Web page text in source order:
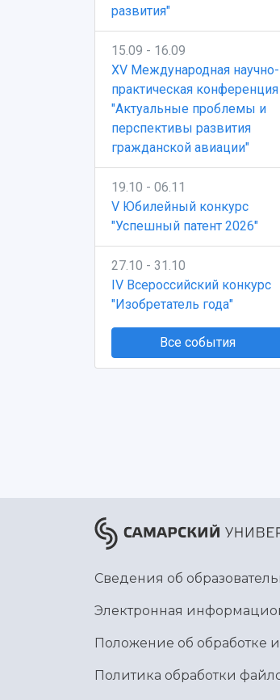
развития"
15.09 - 16.09
XV Международная научно-
практическая конференция
"Актуальные проблемы и
перспективы развития
гражданской авиации"
19.10 - 06.11
V Юбилейный конкурс
"Успешный патент 2026"
27.10 - 31.10
IV Всероссийский конкурс
"Изобретатель года"
Все события
Сведения об
Электронная
Положение об обработке
Политика обработки